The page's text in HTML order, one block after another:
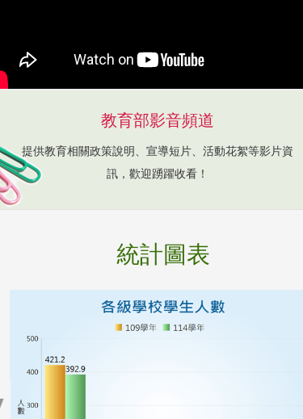
教育部影音頻道
提供教育相關政策說明、宣導短片、活動花絮等影片資
訊，歡迎踴躍收看！
統計圖表